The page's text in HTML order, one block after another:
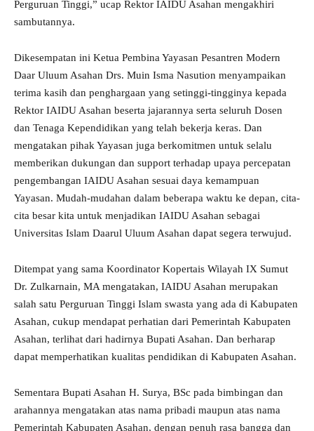
Perguruan Tinggi,” ucap Rektor IAIDU Asahan mengakhiri
sambutannya.
Dikesempatan ini Ketua Pembina Yayasan Pesantren Modern
Daar Uluum Asahan Drs. Muin Isma Nasution menyampaikan
terima kasih dan penghargaan yang setinggi-tingginya kepada
Rektor IAIDU Asahan beserta jajarannya serta seluruh Dosen
dan Tenaga Kependidikan yang telah bekerja keras. Dan
mengatakan pihak Yayasan juga berkomitmen untuk selalu
memberikan dukungan dan support terhadap upaya percepatan
pengembangan IAIDU Asahan sesuai daya kemampuan
Yayasan. Mudah-mudahan dalam beberapa waktu ke depan, cita-
cita besar kita untuk menjadikan IAIDU Asahan sebagai
Universitas Islam Daarul Uluum Asahan dapat segera terwujud.
Ditempat yang sama Koordinator Kopertais Wilayah IX Sumut
Dr. Zulkarnain, MA mengatakan, IAIDU Asahan merupakan
salah satu Perguruan Tinggi Islam swasta yang ada di Kabupaten
Asahan, cukup mendapat perhatian dari Pemerintah Kabupaten
Asahan, terlihat dari hadirnya Bupati Asahan. Dan berharap
dapat memperhatikan kualitas pendidikan di Kabupaten Asahan.
Sementara Bupati Asahan H. Surya, BSc pada bimbingan dan
arahannya mengatakan atas nama pribadi maupun atas nama
Pemerintah Kabupaten Asahan, dengan penuh rasa bangga dan